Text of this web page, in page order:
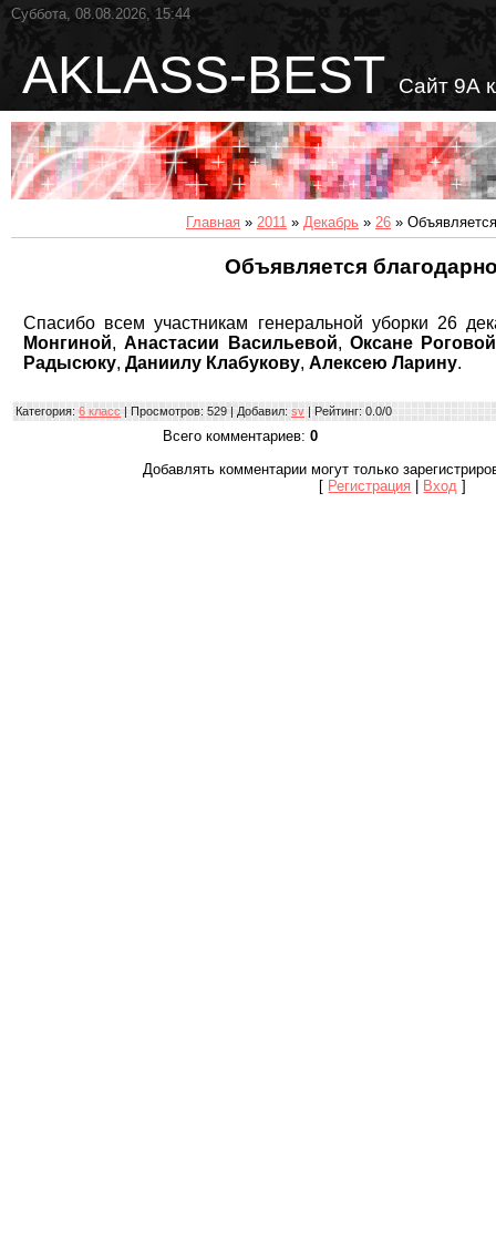
Суббота, 08.08.2026, 15:44
AKLASS-BEST Сайт 9А
Главная » 2011 » Декабрь » 26 »
Объявляется
Спасибо всем участникам генеральной уборки 26
Монгиной,Анастасии Васильевой, Оксане Роговой
Радысюку, Даниилу Клабукову, Алексею Ларину.
Категория: 6 класс | Просмотров: 529 | Добавил: sv | Рейтинг: 0.0/0
Всего комментариев: 0
Добавлять комментарии могут только
[ Регистрация Вход ]